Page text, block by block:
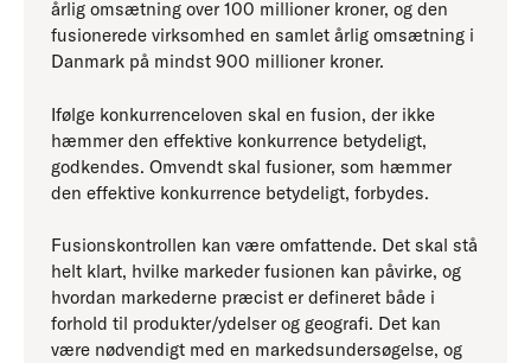
årlig omsætning over 100 millioner kroner, og den
fusionerede virksomhed en samlet årlig omsætning i
Danmark på mindst 900 millioner kroner.
Ifølge konkurrenceloven skal en fusion, der ikke
hæmmer den effektive konkurrence betydeligt,
godkendes. Omvendt skal fusioner, som hæmmer
den effektive konkurrence betydeligt, forbydes.
Fusionskontrollen kan være omfattende. Det skal stå
helt klart, hvilke markeder fusionen kan påvirke, og
hvordan markederne præcist er defineret både i
forhold til produkter/ydelser og geografi. Det kan
være nødvendigt med en markedsundersøgelse, og